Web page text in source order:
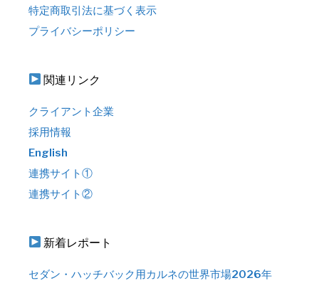
特定商取引法に基づく表示
プライバシーポリシー
関連リンク
クライアント企業
採用情報
English
連携サイト①
連携サイト②
新着レポート
セダン・ハッチバック用カルネの世界市場2026年